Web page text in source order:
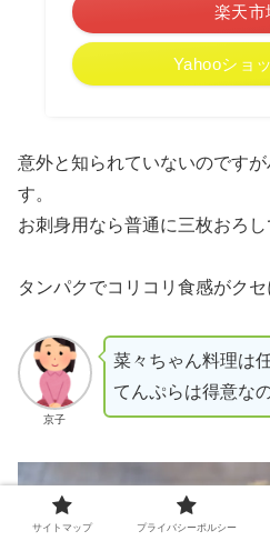
楽天市
Yahooショ
意外と知られていないのです
す。
お刺身用なら普通に三枚おろし
タンパクでコリコリ食感がク
京子
菜々ちゃん料理は
てんぷらは得意な
サイトマップ プライバシーポルシー